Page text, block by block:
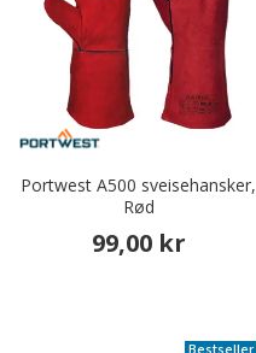
Portwest A500 sveisehansker,
Rød
99,00 kr